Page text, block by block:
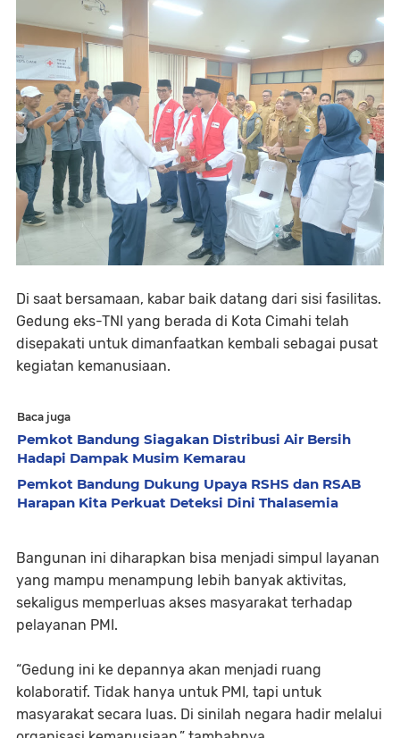
Di saat bersamaan, kabar baik datang dari sisi fasilitas.
Gedung eks-TNI yang berada di Kota Cimahi telah
disepakati untuk dimanfaatkan kembali sebagai pusat
kegiatan kemanusiaan.
Baca juga
Pemkot Bandung Siagakan Distribusi Air Bersih
Hadapi Dampak Musim Kemarau
Pemkot Bandung Dukung Upaya RSHS dan RSAB
Harapan Kita Perkuat Deteksi Dini Thalasemia
Bangunan ini diharapkan bisa menjadi simpul layanan
yang mampu menampung lebih banyak aktivitas,
sekaligus memperluas akses masyarakat terhadap
pelayanan PMI.
“Gedung ini ke depannya akan menjadi ruang
kolaboratif. Tidak hanya untuk PMI, tapi untuk
masyarakat secara luas. Di sinilah negara hadir melalui